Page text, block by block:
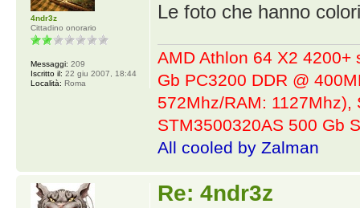
Le foto che hanno
AMD Athlon 64 X2 4200+
Gb PC3200 DDR @
572Mhz/RAM: 1127Mhz),
STM3500320AS 500 Gb
All cooled by Zalman
4ndr3z
Cittadino onorario
Messaggi: 209
Iscritto il: 22 giu 2007, 18:44
Località: Roma
Re: 4ndr3z